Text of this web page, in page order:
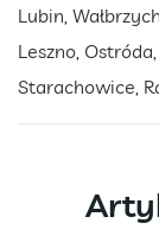
Lubin,
Leszno,
Starachowice,